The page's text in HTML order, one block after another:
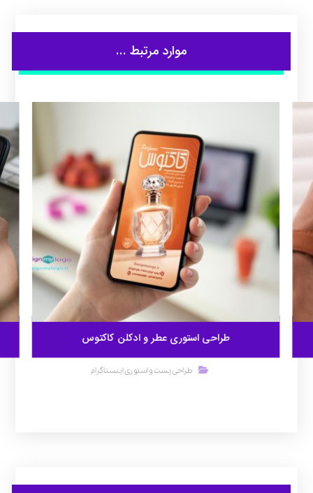
موارد مرتبط ...
طراحی استوری عطر و ادکلن کاکتوس
طراحی پست و استوری اینستاگرام